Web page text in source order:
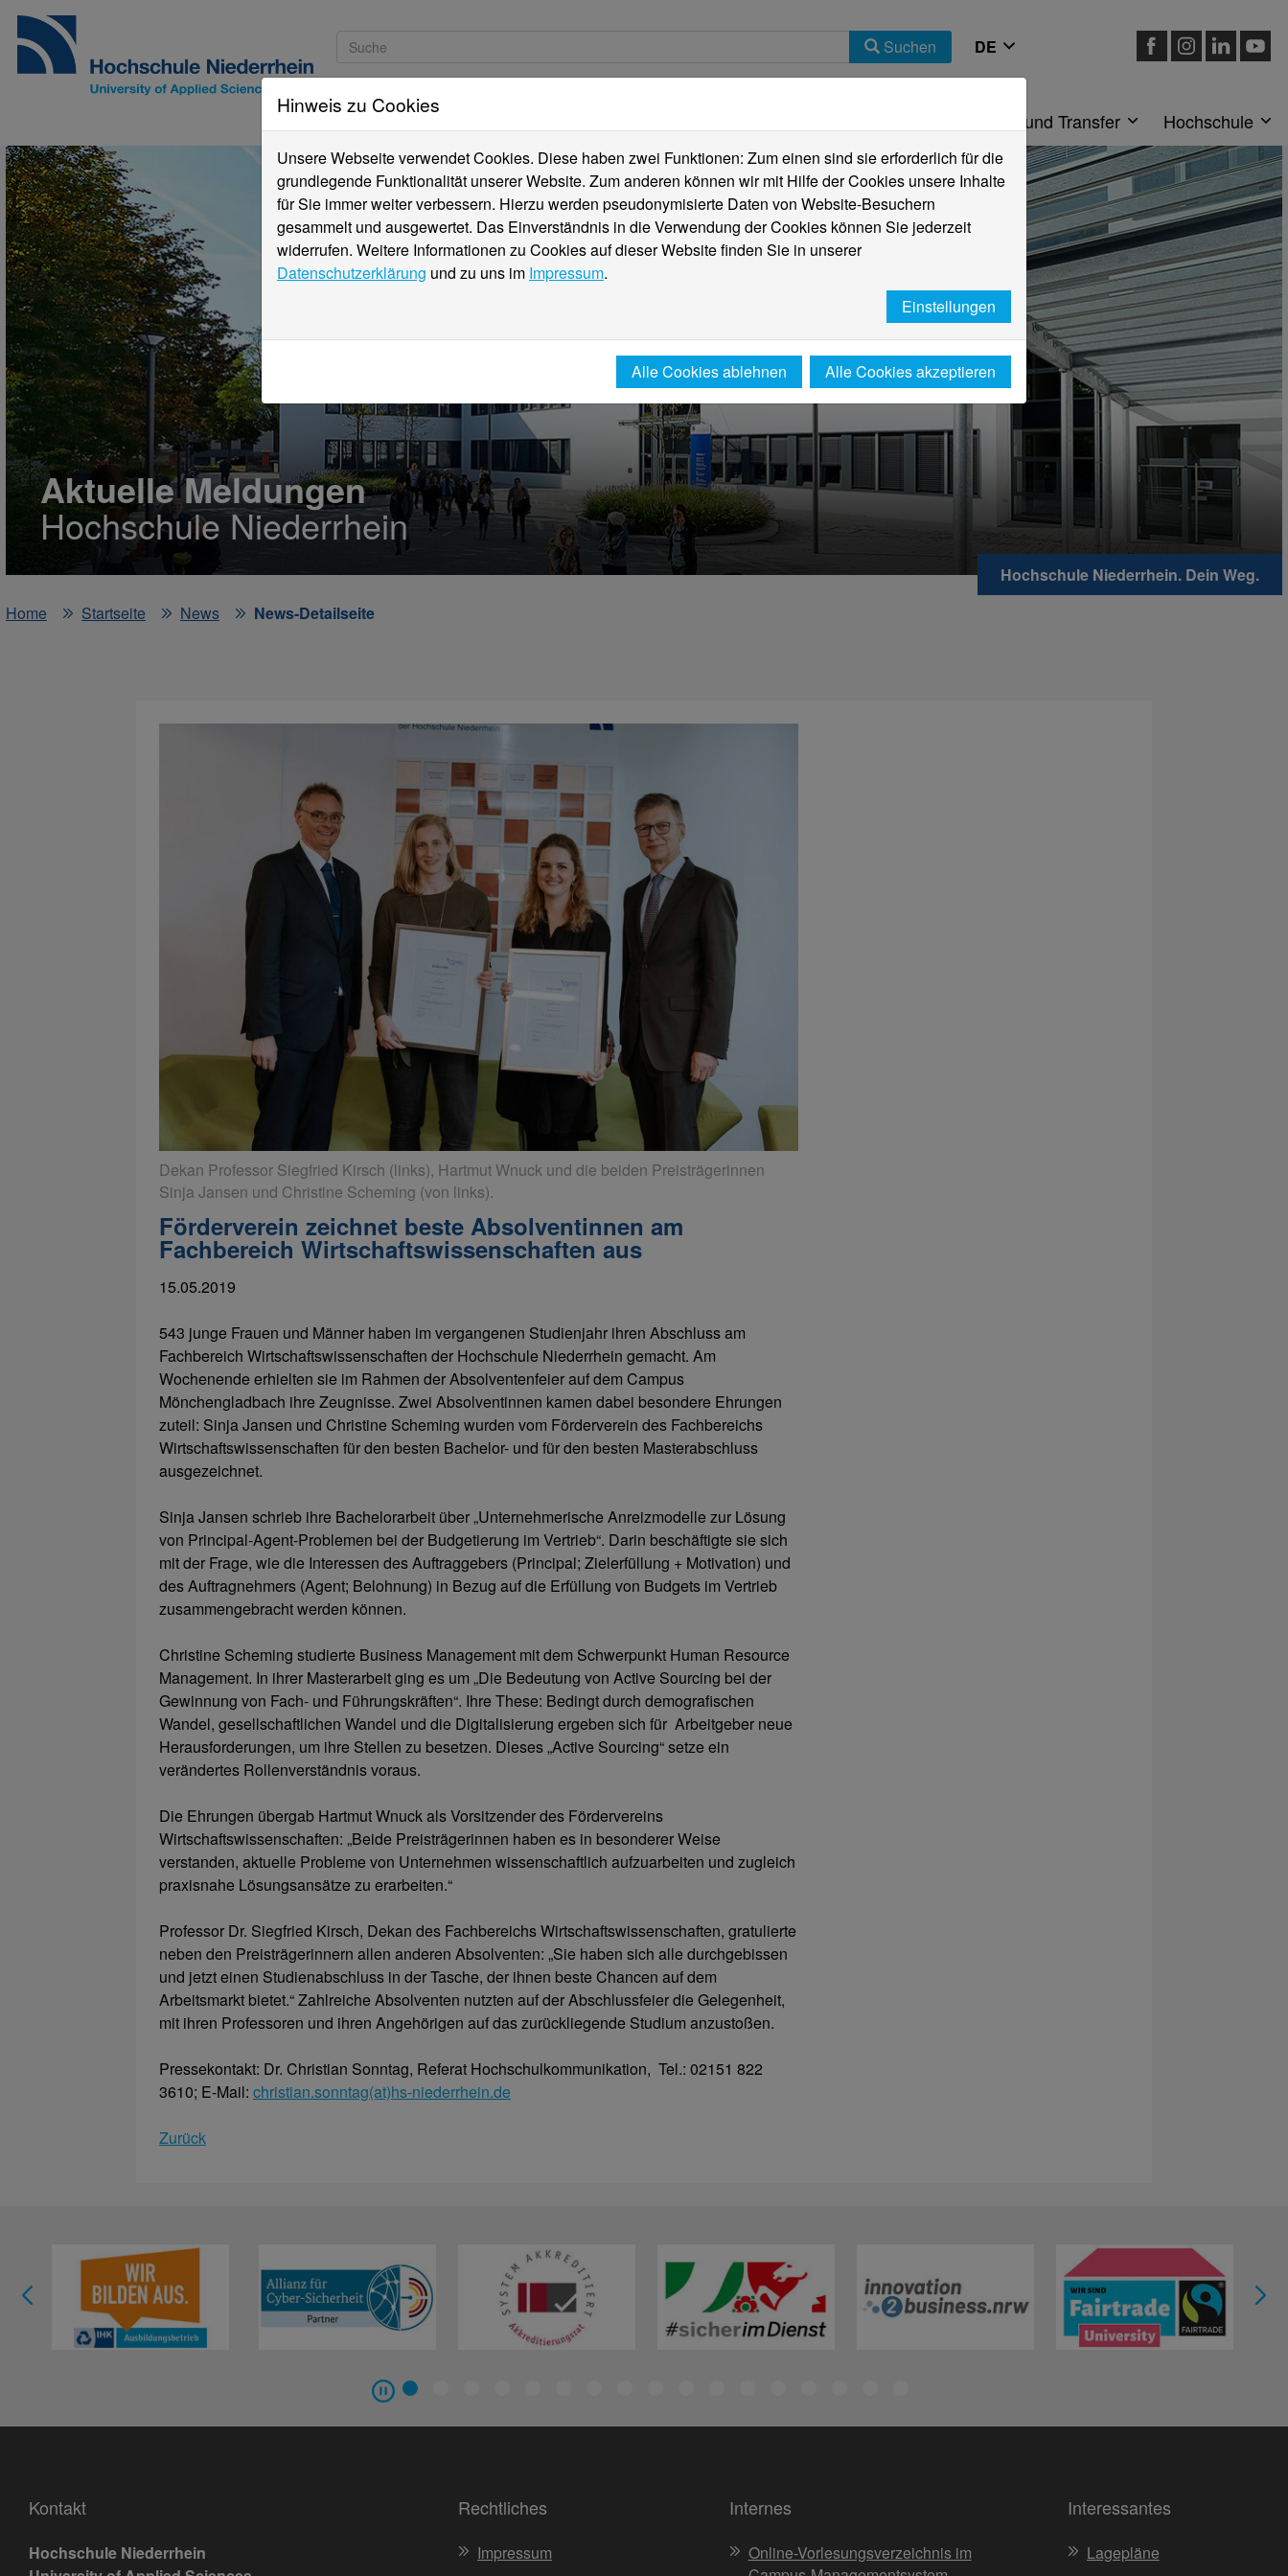
Suchen
Studieninteressierte Forschung und Transfer Hochschule
Aktuelle Meldungen
Hochschule Niederrhein
Hochschule Niederrhein. Dein Weg.
Home
Startseite News News-Detailseite
Dekan Professor Siegfried Kirsch (links), Hartmut Wnuck und die beiden Preisträgerinnen
Sinja Jansen und Christine Scheming (von links).
Förderverein zeichnet beste Absolventinnen am
Fachbereich Wirtschaftswissenschaften aus
15.05.2019
543 junge Frauen und Männer haben im vergangenen Studienjahr ihren Abschluss am
Fachbereich Wirtschaftswissenschaften der Hochschule Niederrhein gemacht. Am
Wochenende erhielten sie im Rahmen der Absolventenfeier auf dem Campus
Mönchengladbach ihre Zeugnisse. Zwei Absolventinnen kamen dabei besondere Ehrungen
zuteil: Sinja Jansen und Christine Scheming wurden vom Förderverein des Fachbereichs
Wirtschaftswissenschaften für den besten Bachelor- und für den besten Masterabschluss
ausgezeichnet.
Sinja Jansen schrieb ihre Bachelorarbeit über „Unternehmerische Anreizmodelle zur Lösung
von Principal-Agent-Problemen bei der Budgetierung im Vertrieb“. Darin beschäftigte sie sich
mit der Frage, wie die Interessen des Auftraggebers (Principal; Zielerfüllung + Motivation) und
des Auftragnehmers (Agent; Belohnung) in Bezug auf die Erfüllung von Budgets im Vertrieb
zusammengebracht werden können.
Christine Scheming studierte Business Management mit dem Schwerpunkt Human Resource
Management. In ihrer Masterarbeit ging es um „Die Bedeutung von Active Sourcing bei der
Gewinnung von Fach- und Führungskräften“. Ihre These: Bedingt durch demografischen
Wandel, gesellschaftlichen Wandel und die Digitalisierung ergeben sich für Arbeitgeber neue
Herausforderungen, um ihre Stellen zu besetzen. Dieses „Active Sourcing“ setze ein
verändertes Rollenverständnis voraus.
Die Ehrungen übergab Hartmut Wnuck als Vorsitzender des Fördervereins
Wirtschaftswissenschaften: „Beide Preisträgerinnen haben es in besonderer Weise
verstanden, aktuelle Probleme von Unternehmen wissenschaftlich aufzuarbeiten und zugleich
praxisnahe Lösungsansätze zu erarbeiten.“
Professor Dr. Siegfried Kirsch, Dekan des Fachbereichs Wirtschaftswissenschaften, gratulierte
neben den Preisträgerinnern allen anderen Absolventen: „Sie haben sich alle durchgebissen
und jetzt einen Studienabschluss in der Tasche, der ihnen beste Chancen auf dem
Arbeitsmarkt bietet.“ Zahlreiche Absolventen nutzten auf der Abschlussfeier die Gelegenheit,
mit ihren Professoren und ihren Angehörigen auf das zurückliegende Studium anzustoßen.
Pressekontakt: Dr. Christian Sonntag, Referat Hochschulkommunikation, Tel.: 02151 822
3610; E-Mail: christian.sonntag(at)hs-niederrhein.de
Zurück
Kontakt
Hochschule Niederrhein
Rechtliches
Impressum
Internes
Online-Vorlesungsverzeichnis im
Interessantes
Lagepläne
Hinweis zu Cookies
Unsere Webseite verwendet Cookies. Diese haben zwei Funktionen: Zum einen sind sie erforderlich für die
grundlegende Funktionalität unserer Website. Zum anderen können wir mit Hilfe der Cookies unsere Inhalte
für Sie immer weiter verbessern. Hierzu werden pseudonymisierte Daten von Website-Besuchern
gesammelt und ausgewertet. Das Einverständnis in die Verwendung der Cookies können Sie jederzeit
widerrufen. Weitere Informationen zu Cookies auf dieser Website finden Sie in unserer
Datenschutzerklärung und zu uns im Impressum.
Einstellungen
Alle Cookies ablehnen Alle Cookies akzeptieren